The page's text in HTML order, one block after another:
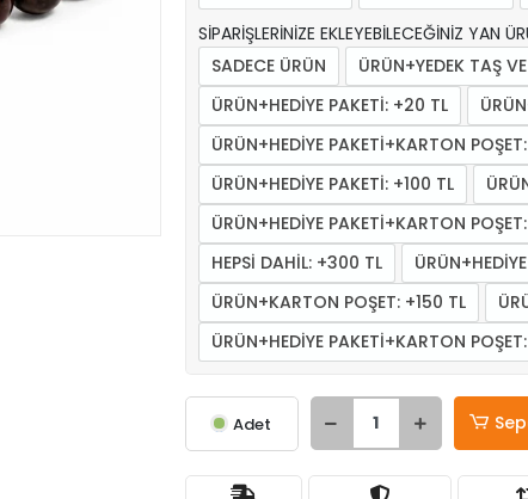
SİPARİŞLERİNİZE EKLEYEBİLECEĞİNİZ YAN
SADECE ÜRÜN
ÜRÜN+YEDEK TAŞ
ÜRÜN+HEDİYE PAKETİ: +20 TL
ÜRÜN+HEDİYE PAKETİ+KARTON
ÜRÜN+HEDİYE PAKETİ: +100 TL
ÜRÜN+HEDİYE PAKETİ+KARTON
HEPSİ DAHİL: +300 TL
ÜRÜN+KARTON POŞET: +150 TL
ÜRÜN+HEDİYE PAKETİ+KARTON
Adet